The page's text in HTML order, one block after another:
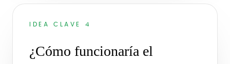
IDEA CLAVE 4
¿Cómo funcionaría el